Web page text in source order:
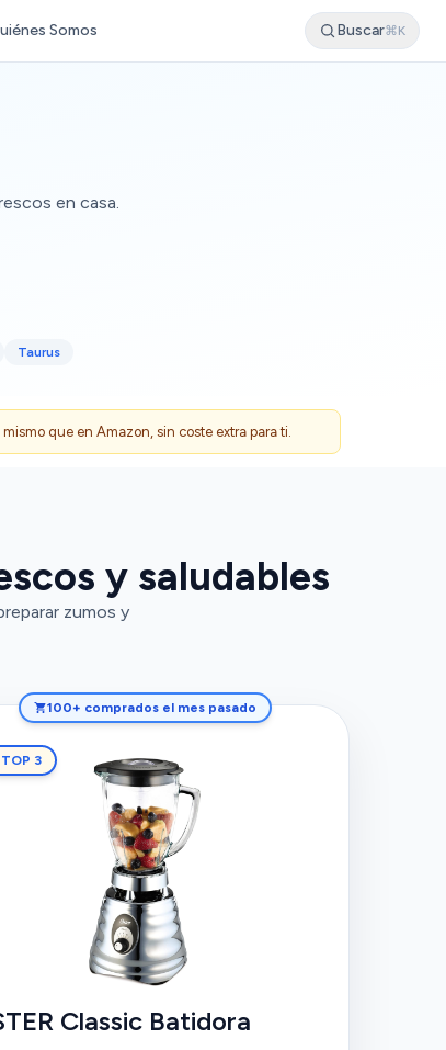
Somos Buscar⌘K
en casa.
Taurus
que en Amazon, sin coste extra para ti.
y saludables
zumos y
100+ comprados el mes pasado
TOP 3
Classic Batidora